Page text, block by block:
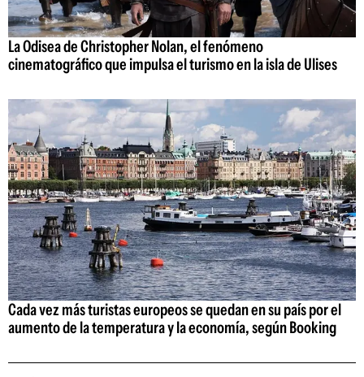
La Odisea de Christopher Nolan, el fenómeno
cinematográfico que impulsa el turismo en la isla de Ulises
Cada vez más turistas europeos se quedan en su país por el
aumento de la temperatura y la economía, según Booking